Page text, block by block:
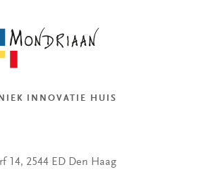
INNOVATIE HUIS
14, 2544 ED Den Haag